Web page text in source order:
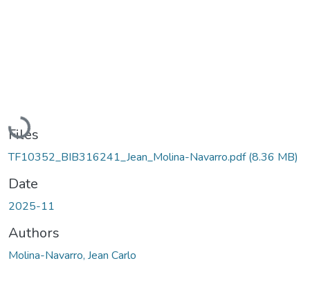
Loading...
Files
TF10352_BIB316241_Jean_Molina-Navarro.pdf(8.36 MB)
Date
2025-11
Authors
Molina-Navarro, Jean Carlo